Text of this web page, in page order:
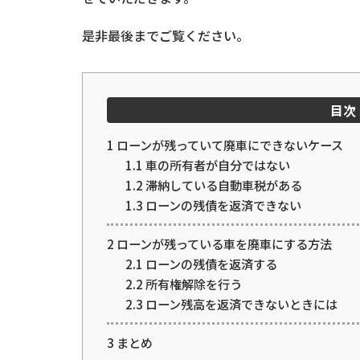
是非最後までご覧ください。
目次
1 ローンが残っていて廃車にできないケース
1.1 車の所有者が自分ではない
1.2滞納している自動車税がある
1.3 ローンの残債を返済できない
2 ローンが残っている車を廃車にする方法
2.1 ローンの残債を返済する
2.2 所有権解除を行う
2.3 ローン残高を返済できないときには
3 まとめ